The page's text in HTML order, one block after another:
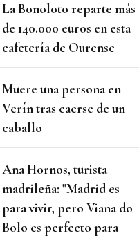
La Bonoloto reparte más
de 140.000 euros en esta
cafetería de Ourense
Muere una persona en
Verín tras caerse de un
caballo
Ana Hornos, turista
madrileña: "Madrid es
para vivir, pero Viana do
Bolo es perfecto para